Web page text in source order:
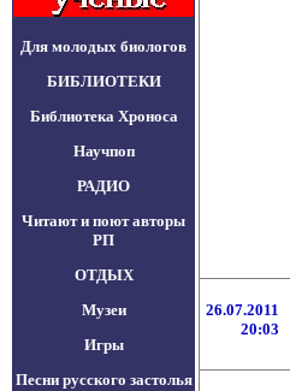
Для молодых биологов
БИБЛИОТЕКИ
Библиотека Хроноса
Научпоп
РАДИО
Читают и поют авторы
РП
ОТДЫХ
Музеи
Игры
Песни русского застолья
26.07.2011
20:03